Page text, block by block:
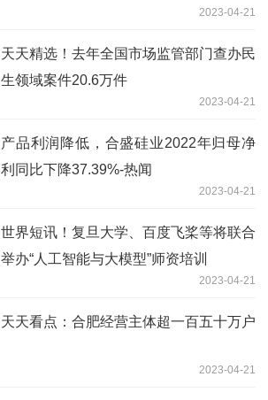
2023-04-21
天天精选！去年全国市场监管部门查办民
生领域案件20.6万件
2023-04-21
产品利润降低，合盛硅业2022年归母净
利同比下降37.39%-热闻
2023-04-21
世界短讯！复旦大学、百度飞桨等将联合
举办“人工智能与大模型”师资培训
2023-04-21
天天看点：合肥经营主体超一百五十万户
2023-04-21